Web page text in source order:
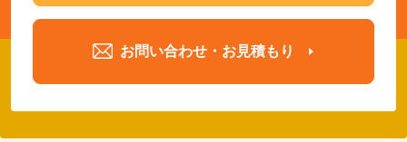
お問い合わせ・お見積もり